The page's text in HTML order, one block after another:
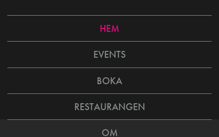
HEM
EVENTS
BOKA
RESTAURANGEN
OM